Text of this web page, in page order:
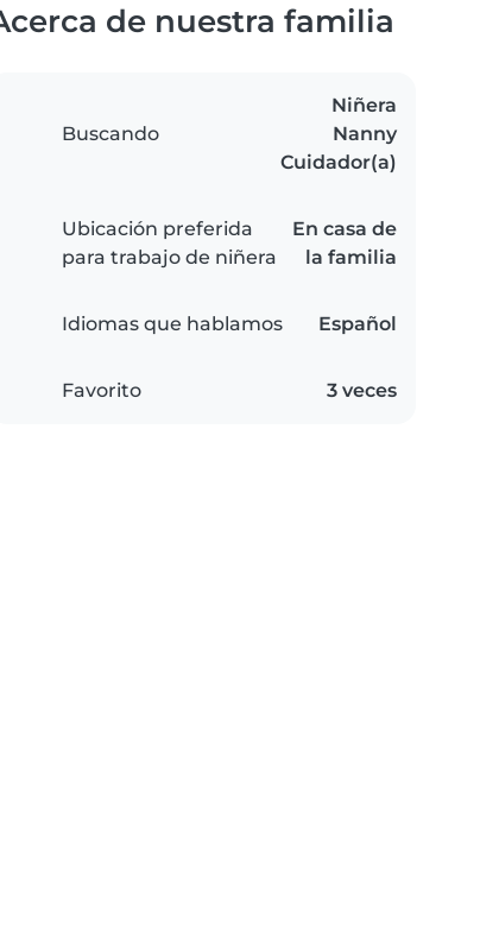
de nuestra familia
Buscando
Niñera
Nanny
Cuidador(a)
Ubicación preferida
para trabajo de niñera
En casa de
la familia
Idiomas que hablamos Español
Favorito 3 veces